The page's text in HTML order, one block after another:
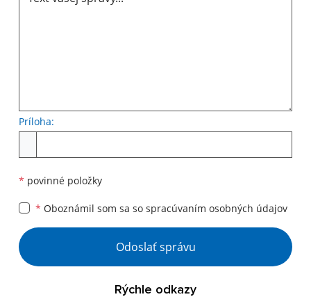
Príloha:
* povinné položky
* Oboznámil som sa so spracúvaním osobných údajov
Google reCaptcha Response
Odoslať správu
Rýchle odkazy